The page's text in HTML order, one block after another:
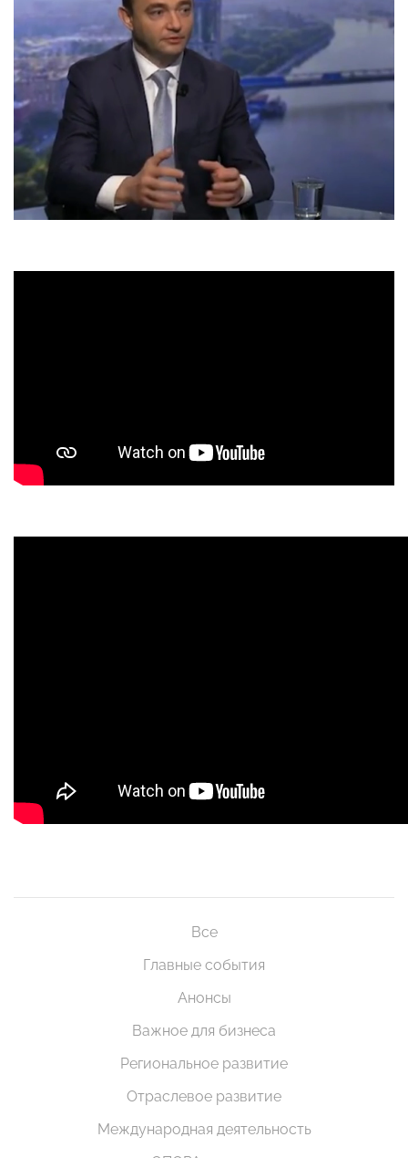
Все
Главные события
Анонсы
Важное для бизнеса
Региональное развитие
Отраслевое развитие
Международная деятельность